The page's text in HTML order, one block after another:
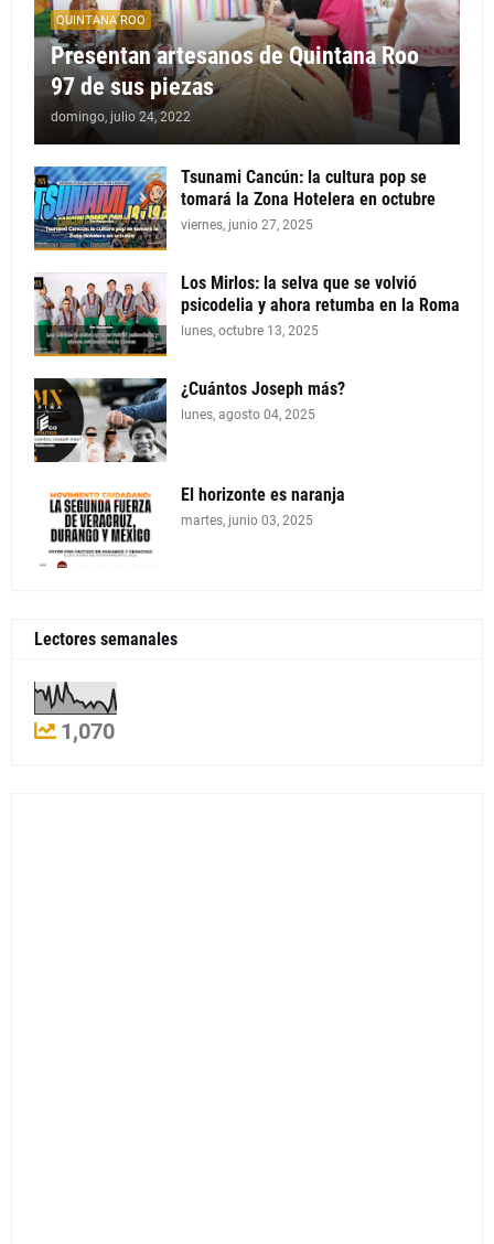
QUINTANA ROO
Presentan artesanos de Quintana Roo
97 de sus piezas
domingo, julio 24, 2022
Tsunami Cancún: la cultura pop se
tomará la Zona Hotelera en octubre
viernes, junio 27, 2025
Los Mirlos: la selva que se volvió
psicodelia y ahora retumba en la Roma
lunes, octubre 13, 2025
¿Cuántos Joseph más?
lunes, agosto 04, 2025
El horizonte es naranja
martes, junio 03, 2025
Lectores semanales
1,070